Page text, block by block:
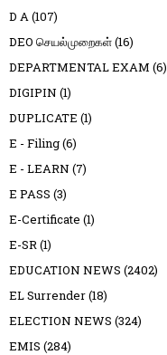
D A(107)
DEO செயல்முறைகள்(16)
DEPARTMENTAL EXAM (6)
DIGIPIN (1)
DUPLICATE (1)
E - Filing(6)
E - LEARN (7)
E PASS (3)
E-Certificate (1)
E-SR(1)
EDUCATION NEWS (2402)
EL Surrender(18)
ELECTION NEWS (324)
EMIS (284)